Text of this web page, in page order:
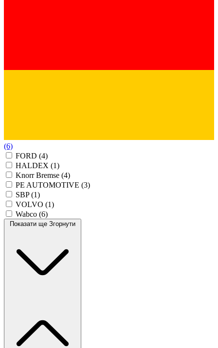
(6)
FORD (4)
HALDEX (1)
Knorr Bremse (4)
PE AUTOMOTIVE (3)
SBP(1)
VOLVO (1)
Wabco (6)
Показати ще Згорнути